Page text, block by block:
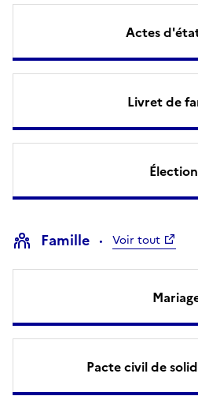
Actes
Livret de
Famille Voir tout
Pacte civil de